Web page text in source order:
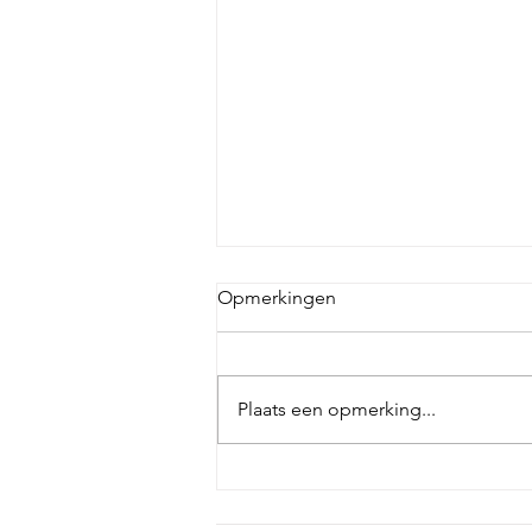
Opmerkingen
Plaats een opmerking...